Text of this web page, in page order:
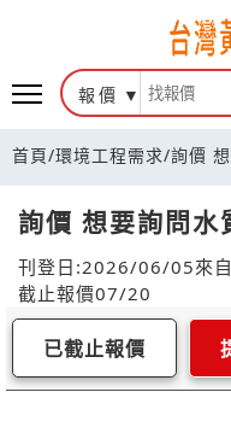
報價
首頁/環境工程需求/詢價
詢價 想要詢問水
刊登日:2026/06/05來
截止報價07/20
已截止報價